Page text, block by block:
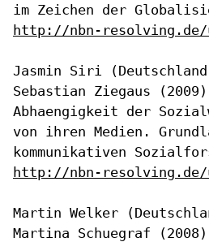
im Zeichen der
http://nbn-resolving.de/
Jasmin Siri
Sebastian Ziegaus
Abhaengigkeit der
von ihren Medien.
kommunikativen
http://nbn-resolving.de/
Martin Welker
Martina Schuegraf